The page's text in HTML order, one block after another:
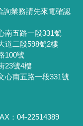
業務請先來電確認
南五路一段331號
道二段598號2樓
100號
23號4樓
心南五路一段331號
：04-22514389